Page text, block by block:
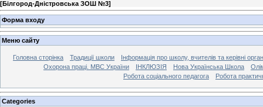
[Білгород-Дністровська ЗОШ №3]
Форма входу
Меню сайту
Головна сторінка Традиції школи
Інформація про школу, вчителів та керівні
Охорона праці. МВС України
ІНКЛЮЗІЯ Нова Українська Школа
Робота соціального педагога
Робота
Categories